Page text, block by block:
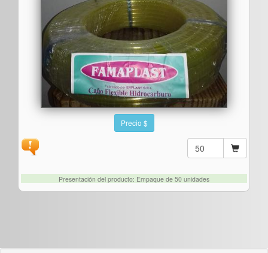
Precio $
Presentación del producto: Empaque de 50 unidades